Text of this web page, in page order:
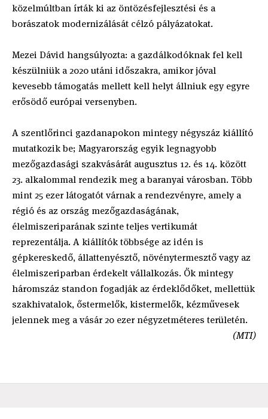
közelmúltban írták ki az öntözésfejlesztési és a
borászatok modernizálását célzó pályázatokat.
Mezei Dávid hangsúlyozta: a gazdálkodóknak fel kell
készülniük a 2020 utáni időszakra, amikor jóval
kevesebb támogatás mellett kell helyt állniuk egy egyre
erősödő európai versenyben.
A szentlőrinci gazdanapokon mintegy négyszáz kiállító
mutatkozik be; Magyarország egyik legnagyobb
mezőgazdasági szakvásárát augusztus 12. és 14. között
23. alkalommal rendezik meg a baranyai városban. Több
mint 25 ezer látogatót várnak a rendezvényre, amely a
régió és az ország mezőgazdaságának,
élelmiszeriparának szinte teljes vertikumát
reprezentálja. A kiállítók többsége az idén is
gépkereskedő, állattenyésztő, növénytermesztő vagy az
élelmiszeriparban érdekelt vállalkozás. Ők mintegy
háromszáz standon fogadják az érdeklődőket, mellettük
szakhivatalok, őstermelők, kistermelők, kézművesek
jelennek meg a vásár 20 ezer négyzetméteres területén.
(MTI)